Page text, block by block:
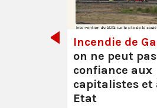
Incendie de
on ne peut
confiance aux
capitalistes et
Etat